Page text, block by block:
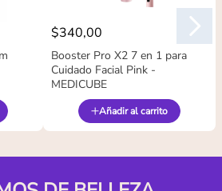
$340,00
Booster Pro X2 7 en 1 para
Cuidado Facial Pink -
MEDICUBE
Añadir al carrito